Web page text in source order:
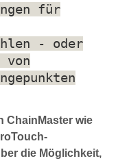
für
- oder
von
ChainMaster wie
die Möglichkeit,